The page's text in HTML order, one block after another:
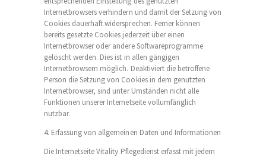
Internetbrowsers verhindern und damit der Setzung von
Cookies dauerhaft widersprechen. Ferner können
bereits gesetzte Cookies jederzeit über einen
Internetbrowser oder andere Softwareprogramme
gelöscht werden. Dies ist in allen gängigen
Internetbrowsern möglich. Deaktiviert die betroffene
Person die Setzung von Cookies in dem genutzten
Internetbrowser, sind unter Umständen nicht alle
Funktionen unserer Internetseite vollumfänglich
nutzbar.
4. Erfassung von allgemeinen Daten und Informationen
Die Internetseite Vitality Pflegedienst erfasst mit jedem